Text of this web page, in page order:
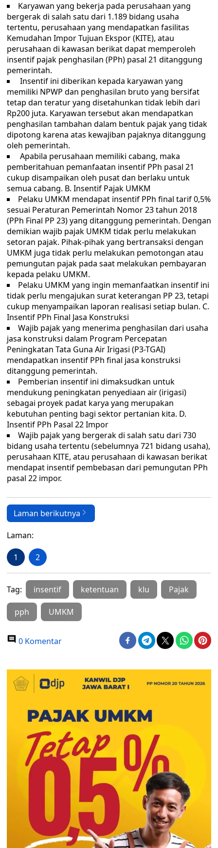
Karyawan yang bekerja pada perusahaan yang
bergerak di salah satu dari 1.189 bidang usaha
tertentu, perusahaan yang mendapatkan fasilitas
Kemudahan Impor Tujuan Ekspor (KITE), atau
perusahaan di kawasan berikat dapat memperoleh
insentif pajak penghasilan (PPh) pasal 21 ditanggung
pemerintah.
Insentif ini diberikan kepada karyawan yang
memiliki NPWP dan penghasilan bruto yang bersifat
tetap dan teratur yang disetahunkan tidak lebih dari
Rp200 juta. Karyawan tersebut akan mendapatkan
penghasilan tambahan dalam bentuk pajak yang tidak
dipotong karena atas kewajiban pajaknya ditanggung
oleh pemerintah.
Apabila perusahaan memiliki cabang, maka
pemberitahuan pemanfaatan insentif PPh pasal 21
cukup disampaikan oleh pusat dan berlaku untuk
semua cabang. B. Insentif Pajak UMKM
Pelaku UMKM mendapat insentif PPh final tarif 0,5%
sesuai Peraturan Pemerintah Nomor 23 tahun 2018
(PPh Final PP 23) yang ditanggung pemerintah. Dengan
demikian wajib pajak UMKM tidak perlu melakukan
setoran pajak. Pihak-pihak yang bertransaksi dengan
UMKM juga tidak perlu melakukan pemotongan atau
pemungutan pajak pada saat melakukan pembayaran
kepada pelaku UMKM.
Pelaku UMKM yang ingin memanfaatkan insentif ini
tidak perlu mengajukan surat keterangan PP 23, tetapi
cukup menyampaikan laporan realisasi setiap bulan. C.
Insentif PPh Final Jasa Konstruksi
Wajib pajak yang menerima penghasilan dari usaha
jasa konstruksi dalam Program Percepatan
Peningkatan Tata Guna Air Irigasi (P3-TGAI)
mendapatkan insentif PPh final jasa konstruksi
ditanggung pemerintah.
Pemberian insentif ini dimaksudkan untuk
mendukung peningkatan penyediaan air (irigasi)
sebagai proyek padat karya yang merupakan
kebutuhan penting bagi sektor pertanian kita. D.
Insentif PPh Pasal 22 Impor
Wajib pajak yang bergerak di salah satu dari 730
bidang usaha tertentu (sebelumnya 721 bidang usaha),
perusahaan KITE, atau perusahaan di kawasan berikat
mendapat insentif pembebasan dari pemungutan PPh
pasal 22 impor.
Laman berikutnya
Laman:
1 2
Tag: insentif ketentuan klu Pajak
pph UMKM
0 Komentar